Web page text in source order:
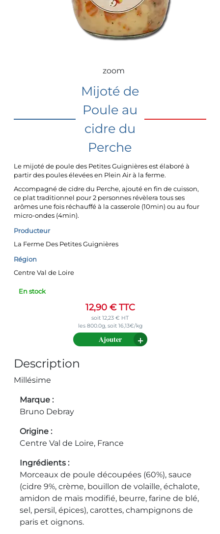
zoom
Mijoté de
Poule au
cidre du
Perche
Le mijoté de poule des Petites Guignières est élaboré à
partir des poules élevées en Plein Air à la ferme.
Accompagné de cidre du Perche, ajouté en fin de cuisson,
ce plat traditionnel pour 2 personnes révèlera tous ses
arômes une fois réchauffé à la casserole (10min) ou au four
micro-ondes (4min).
Producteur
La Ferme Des Petites Guignières
Région
Centre Val de Loire
En stock
12,90 €TTC
soit 12,23 € HT
les 800.0g, soit 16,13€/kg
Ajouter
Description
Millésime
Marque
Bruno Debray
Origine
Centre Val de Loire, France
Ingrédients
Morceaux de poule découpées (60%), sauce
(cidre 9%, crème, bouillon de volaille, échalote,
amidon de maïs modifié, beurre, farine de blé,
sel, persil, épices), carottes, champignons de
paris et oignons.